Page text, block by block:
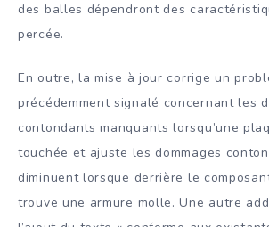
des balles dépendront des
percée.
En outre, la mise à jour corrige un
précédemment signalé concernant les
contondants manquants lorsqu’une
touchée et ajuste les dommages
diminuent lorsque derrière le
trouve une armure molle. Une autre